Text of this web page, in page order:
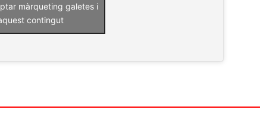
màrqueting galetes i
contingut